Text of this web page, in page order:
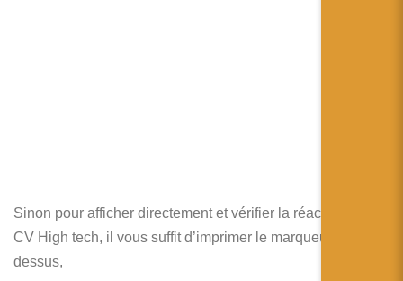
Sinon pour afficher directement et vérifier la réactivité de
CV High tech, il vous suffit d’imprimer le marqueur ci-
dessus,